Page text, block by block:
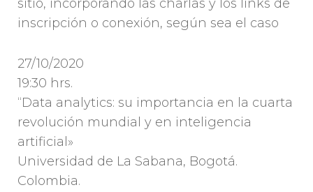
sitio, incorporando las charlas y los links de
inscripción o conexión, según sea el caso
27/10/2020
19:30 hrs.
“Data analytics: su importancia en la cuarta
revolución mundial y en inteligencia
artificial»
Universidad de La Sabana, Bogotá.
Colombia.